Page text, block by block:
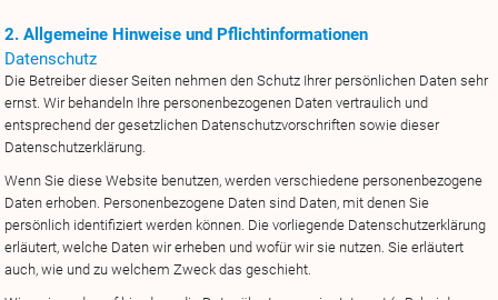
2. Allgemeine Hinweise und Pflichtinformationen
Datenschutz
Die Betreiber dieser Seiten nehmen den Schutz Ihrer persönlichen Daten sehr
ernst. Wir behandeln Ihre personenbezogenen Daten vertraulich und
entsprechend der gesetzlichen Datenschutzvorschriften sowie dieser
Datenschutzerklärung.
Wenn Sie diese Website benutzen, werden verschiedene personenbezogene
Daten erhoben. Personenbezogene Daten sind Daten, mit denen Sie
persönlich identifiziert werden können. Die vorliegende Datenschutzerklärung
erläutert, welche Daten wir erheben und wofür wir sie nutzen. Sie erläutert
auch, wie und zu welchem Zweck das geschieht.